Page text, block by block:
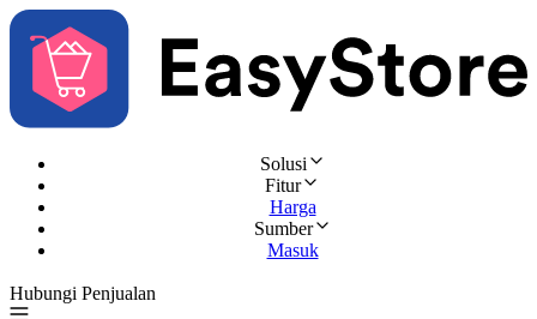
Solusi
Fitur
Harga
Sumber
Masuk
Hubungi Penjualan